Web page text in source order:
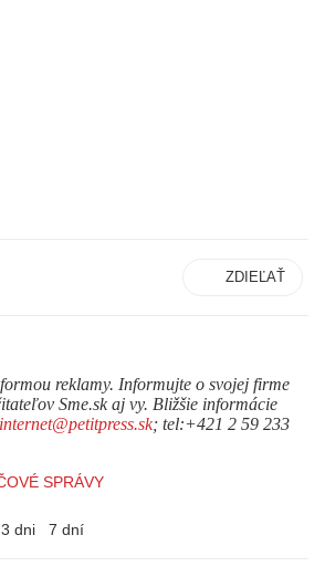
ZDIEĽAŤ
reklamy. Informujte o svojej firme
Sme.sk aj vy. Bližšie informácie
internet@petitpress.sk; tel:+421 2 59 233
SPRÁVY
3 dni 7 dní